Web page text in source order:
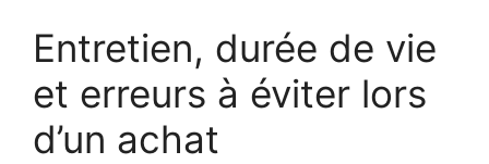
Entretien, durée de vie
et erreurs à éviter lors
d’un achat